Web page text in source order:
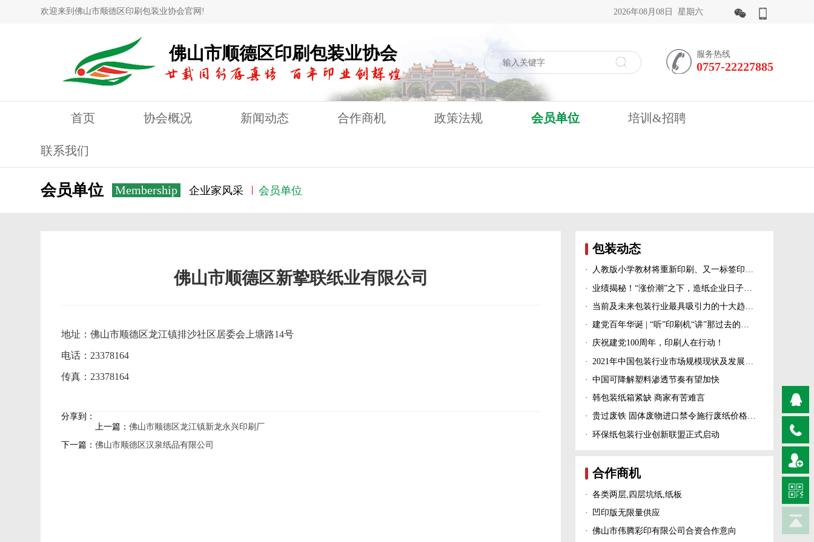
欢迎来到佛山市顺德区印刷包装业协会官网! 2026年08月08日 星期六
佛山市顺德区印刷包装业协会 服务热线
0757-22227885
首页 协会概况 新闻动态 合作商机 政策法规 会员单位 培训&招聘
联系我们
会员单位 Membership 企业家风采 会员单位
佛山市顺德区新挚联纸业有限公司
地址：佛山市顺德区龙江镇排沙社区居委会上塘路14号
电话：23378164
传真：23378164
分享到：
上一篇：佛山市顺德区龙江镇新龙永兴印刷厂
下一篇：佛山市顺德区汉泉纸品有限公司
包装动态
· 人教版小学教材将重新印刷、又一标签印刷行业展会宣布延期、5家造纸及包装印刷富豪上榜新财富500富人榜......
·
·
· 建党百年华诞 | “听”印刷机“讲”那过去的峥嵘岁月！
· 庆祝建党100周年，印刷人在行动！
·
· 中国可降解塑料渗透节奏有望加快
· 韩包装纸箱紧缺 商家有苦难言
· 贵过废铁 固体废物进口禁令施行废纸价格上涨！
· 环保纸包装行业创新联盟正式启动
合作商机
· 各类两层,四层坑纸,纸板
· 凹印版无限量供应
· 佛山市伟腾彩印有限公司合资合作意向